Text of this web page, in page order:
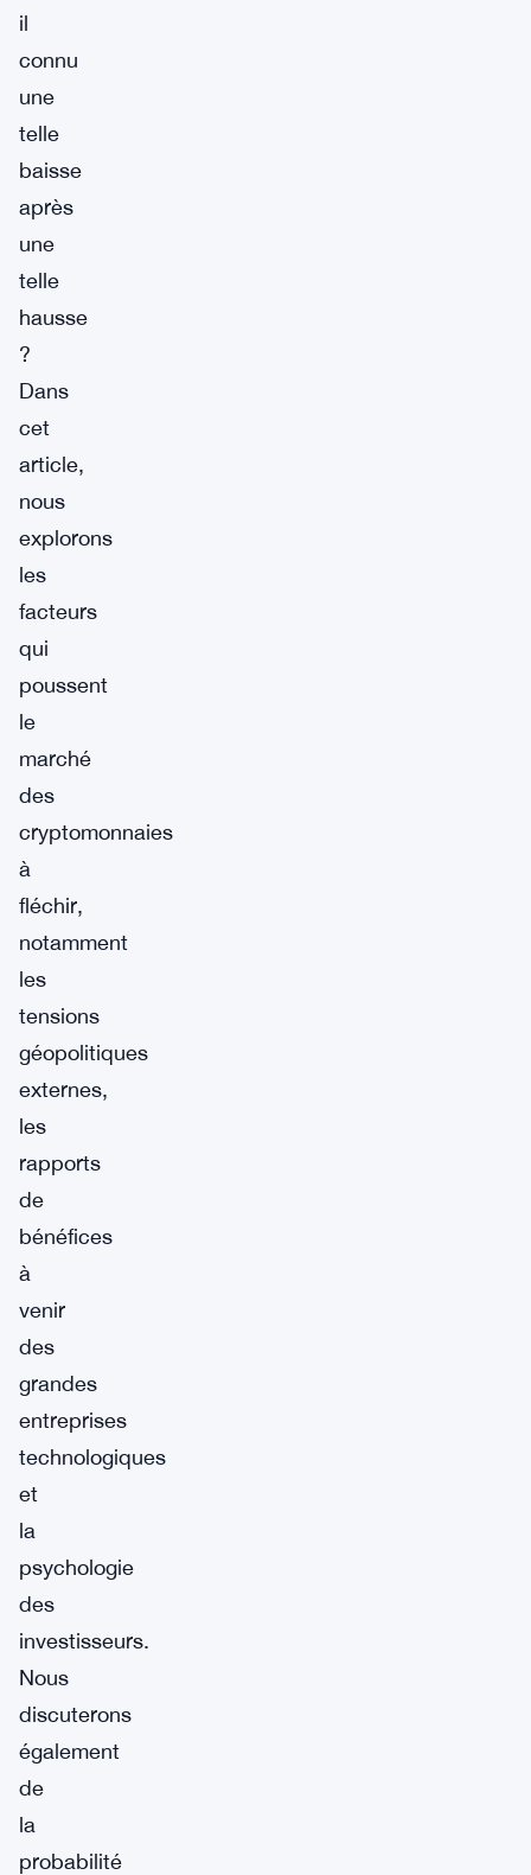
il
connu
une
telle
baisse
après
une
telle
hausse
?
Dans
cet
article,
nous
explorons
les
facteurs
qui
poussent
le
marché
des
cryptomonnaies
à
fléchir,
notamment
les
tensions
géopolitiques
externes,
les
rapports
de
bénéfices
à
venir
des
grandes
entreprises
technologiques
et
la
psychologie
des
investisseurs.
Nous
discuterons
également
de
la
probabilité